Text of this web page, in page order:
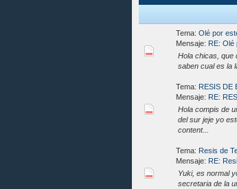
Tema: Olé por
Mensaje: RE: Olé
Hola chicas, que
saben cual es la
Tema: RESIS DE
Mensaje: RE:
Hola compis de
del sur jeje yo
content...
Tema: Resis de
Mensaje: RE:
Yuki, es normal
secretaria de la